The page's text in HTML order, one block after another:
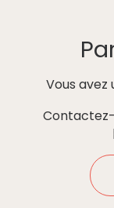
Vous avez